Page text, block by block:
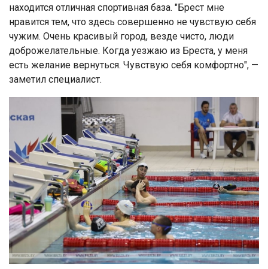
находится отличная спортивная база. "Брест мне
нравится тем, что здесь совершенно не чувствую себя
чужим. Очень красивый город, везде чисто, люди
доброжелательные. Когда уезжаю из Бреста, у меня
есть желание вернуться. Чувствую себя комфортно", —
заметил специалист.